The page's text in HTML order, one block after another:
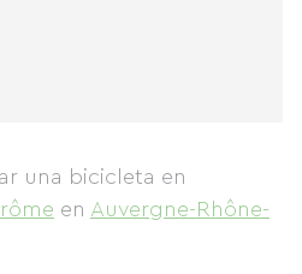
una bicicleta en
en Auvergne-Rhône-